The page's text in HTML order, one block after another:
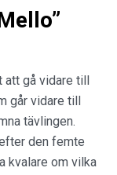
att gå vidare till
går vidare till
tävlingen.
den femte
kvalare om vilka